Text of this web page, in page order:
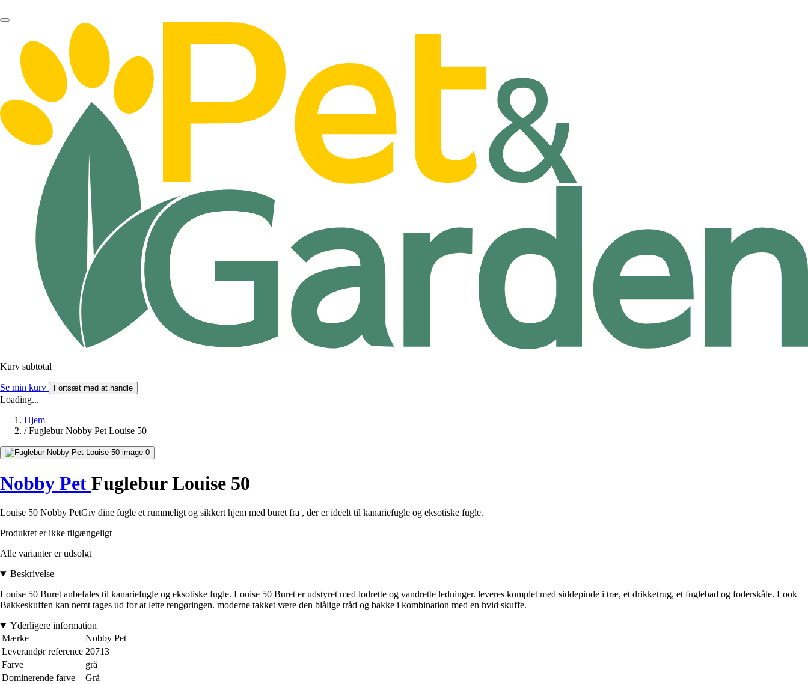
Kurv subtotal
Se min kurv Fortsæt med at handle
Loading...
Hjem
/ Fuglebur Nobby Pet Louise 50
Nobby Pet Fuglebur Louise 50
Louise 50 Nobby PetGiv dine fugle et rummeligt og sikkert hjem med buret fra , der er ideelt til kanariefugle og eksotiske fugle.
Produktet er ikke tilgængeligt
Alle varianter er udsolgt
Beskrivelse
Louise 50 Buret anbefales til kanariefugle og eksotiske fugle. Louise 50 Buret er udstyret med lodrette og vandrette ledninger. leveres komplet med siddepinde i træ, et drikketrug, et fuglebad og foderskåle. Look
Bakkeskuffen kan nemt tages ud for at lette rengøringen. moderne takket være den blålige tråd og bakke i kombination med en hvid skuffe.
Yderligere information
Mærke
Nobby Pet
Leverandør reference 20713
Farve
grå
Dominerende farve
Grå